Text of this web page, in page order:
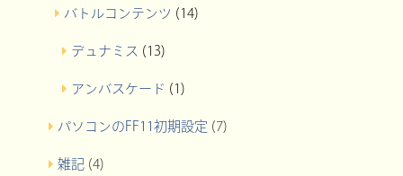
バトルコンテンツ (14)
デュナミス (13)
アンバスケード (1)
パソコンのFF11初期設定 (7)
雑記 (4)